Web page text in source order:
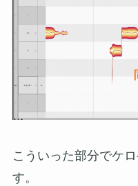
こういった部分でケ
す。